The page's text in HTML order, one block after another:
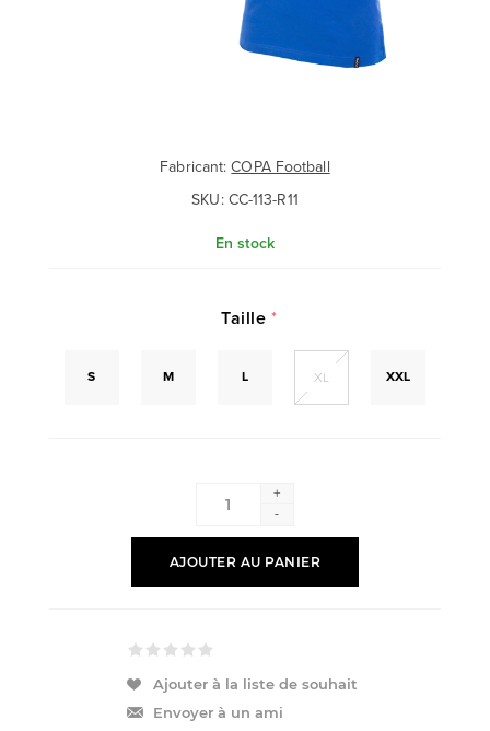
Fabricant: COPA Football
SKU: CC-113-R11
En stock
Taille *
S M L XL XXL
+
-
AJOUTER AU PANIER
Ajouter à la liste de souhait
Envoyer à un ami